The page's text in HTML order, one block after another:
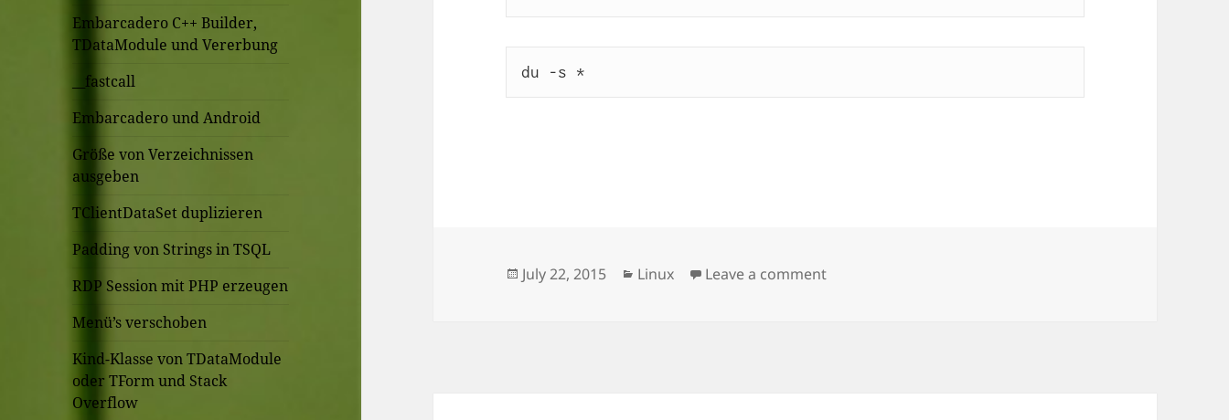
Embarcadero C++ Builder,
TDataModule und Vererbung
__fastcall
Embarcadero und Android
Größe von Verzeichnissen
ausgeben
TClientDataSet duplizieren
Padding von Strings in TSQL
RDP Session mit PHP erzeugen
Menü’s verschoben
Kind-Klasse von TDataModule
oder TForm und Stack
Overflow
du -s *
Posted
July 22, 2015 Categories
Linux Leave a commenton Größe von Verzeichnissen ausgeben